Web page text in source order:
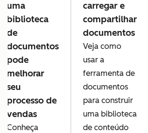
uma
biblioteca
de
documentos
pode
melhorar
seu
processo de
vendas
Conheça
carregar e
compartilhar
documentos
Veja como
usar a
ferramenta de
documentos
para construir
uma biblioteca
de conteúdo